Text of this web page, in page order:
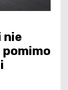
nie